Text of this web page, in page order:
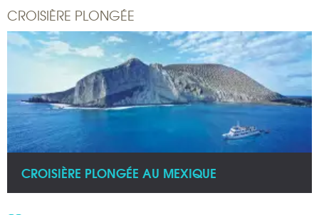
CROISIÈRE PLONGÉE
CROISIÈRE PLONGÉE AU MEXIQUE